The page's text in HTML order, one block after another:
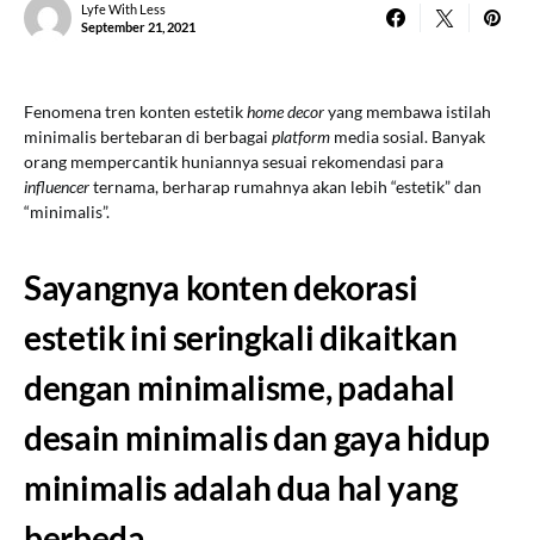
Lyfe With Less
September 21, 2021
Fenomena tren konten estetikhome decoryang membawa istilah
minimalis bertebaran di berbagai platform media sosial. Banyak
orang mempercantik huniannya sesuai rekomendasi para
influencerternama, berharap rumahnya akan lebih “estetik” dan
“minimalis”.
Sayangnya konten dekorasi
estetik ini seringkali dikaitkan
dengan minimalisme, padahal
desain minimalis dan gaya hidup
minimalis adalah dua hal yang